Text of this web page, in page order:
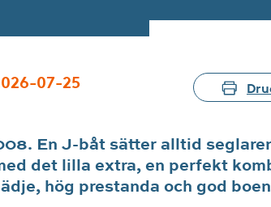
07-25
En J-båt sätter alltid
det lilla extra, en perfekt
hög prestanda och god